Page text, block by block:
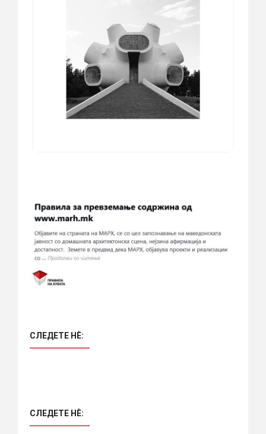
СЛЕДЕТЕ НÈ:
СЛЕДЕТЕ НÈ: